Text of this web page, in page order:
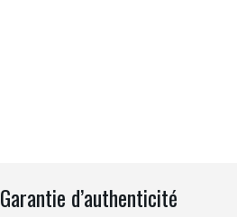
Garantie d’authenticité